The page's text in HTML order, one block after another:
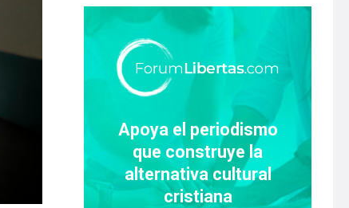
Apoya el periodismo
que construye la
alternativa cultural
cristiana